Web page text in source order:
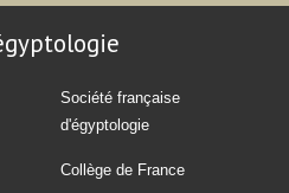
Société française
d'égyptologie
Collège de France